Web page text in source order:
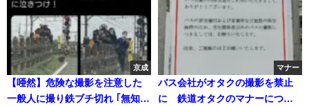
京成
【唖然】危険な撮影を注意した
一般人に撮り鉄ブチ切れ ｢無知は
マナー
バス会社がオタクの撮影を禁止
に 鉄道オタクのマナーについ